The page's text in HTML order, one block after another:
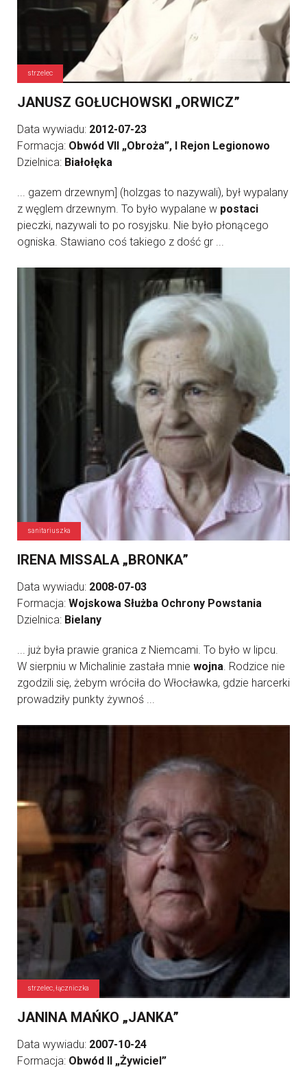
strzelec
JANUSZ GOŁUCHOWSKI „ORWICZ”
Data wywiadu: 2012-07-23
Formacja: Obwód VII „Obroża”, I Rejon Legionowo
Dzielnica: Białołęka
... gazem drzewnym] (holzgas to nazywali), był wypalany
z węglem drzewnym. To było wypalane w postaci
pieczki, nazywali to po rosyjsku. Nie było płonącego
ogniska. Stawiano coś takiego z dość gr ...
sanitariuszka
IRENA MISSALA „BRONKA”
Data wywiadu: 2008-07-03
Formacja: Wojskowa Służba Ochrony Powstania
Dzielnica: Bielany
... już była prawie granica z Niemcami. To było w lipcu.
W sierpniu w Michalinie zastała mnie wojna. Rodzice nie
zgodzili się, żebym wróciła do Włocławka, gdzie harcerki
prowadziły punkty żywnoś ...
strzelec, łączniczka
JANINA MAŃKO „JANKA”
Data wywiadu: 2007-10-24
Formacja: Obwód II „Żywiciel”